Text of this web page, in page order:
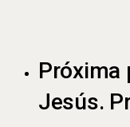
Próxima
Jesús.